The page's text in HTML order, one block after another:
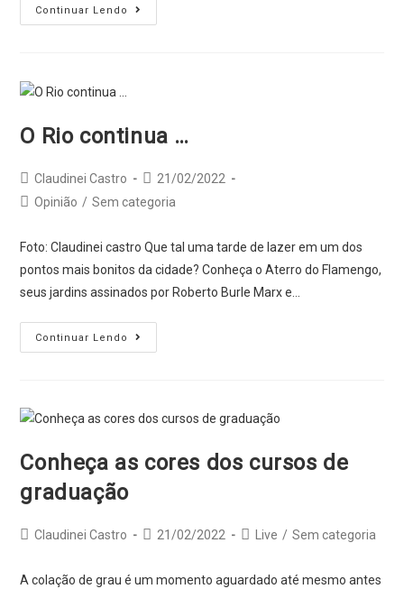
Continuar Lendo
querida
O Rio continua …
Post
author:
Claudinei Castro
Post
published:
21/02/2022
PostOpinião / Sem categoria
Foto: Claudinei castro Que tal uma tarde de lazer em um dos
pontos mais bonitos da cidade? Conheça o Aterro do Flamengo,
seus jardins assinados por Roberto Burle Marx e…
Continuar Lendo
Rio
Conheça as cores dos cursos de
graduação
PostClaudinei Castro
Post21/02/2022
PostLive / Sem categoria
A colação de grau é um momento aguardado até mesmo antes